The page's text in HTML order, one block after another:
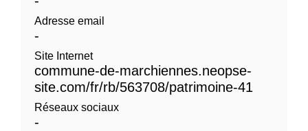
Adresse email
-
Site Internet
commune-de-marchiennes.neopse-
site.com/fr/rb/563708/patrimoine-41
Réseaux sociaux
-